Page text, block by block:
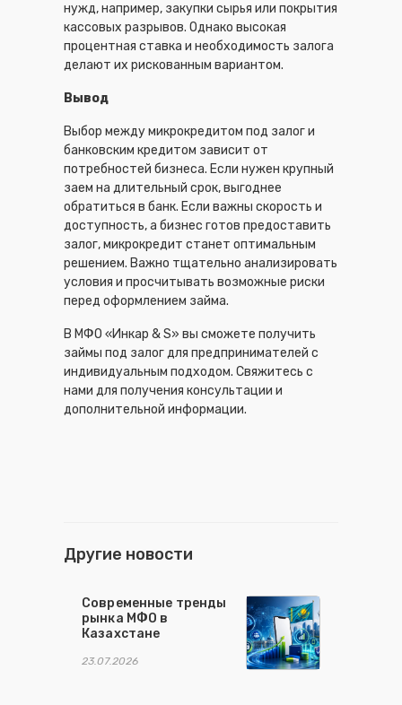
нужд, например, закупки сырья или покрытия
кассовых разрывов. Однако высокая
процентная ставка и необходимость залога
делают их рискованным вариантом.
Вывод
Выбор между микрокредитом под залог и
банковским кредитом зависит от
потребностей бизнеса. Если нужен крупный
заем на длительный срок, выгоднее
обратиться в банк. Если важны скорость и
доступность, а бизнес готов предоставить
залог, микрокредит станет оптимальным
решением. Важно тщательно анализировать
условия и просчитывать возможные риски
перед оформлением займа.
В МФО «Инкар & S» вы сможете получить
займы под залог для предпринимателей с
индивидуальным подходом. Свяжитесь с
нами для получения консультации и
дополнительной информации.
Другие новости
Современные тренды
рынка МФО в
Казахстане
23.07.2026